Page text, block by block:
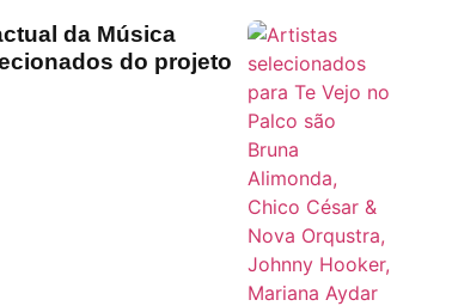
da Música
do projeto